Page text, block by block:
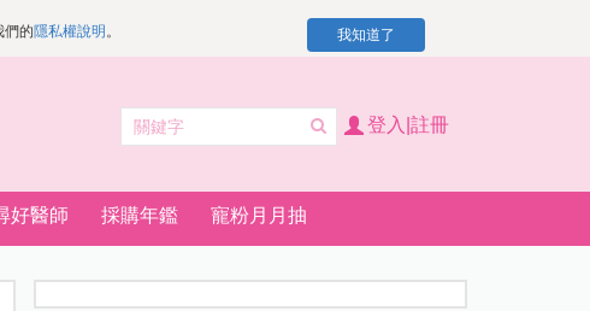
們的隱私權說明 。 我知道了
登入|註冊
好醫師 採購年鑑 寵粉月月抽